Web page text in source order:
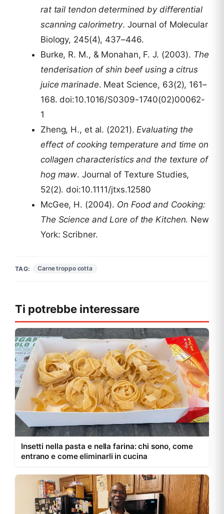
rat tail tendon determined by differential
scanning calorimetry. Journal of Molecular
Biology, 245(4), 437–446.
Burke, R. M., & Monahan, F. J. (2003). The
tenderisation of shin beef using a citrus
juice marinade. Meat Science, 63(2), 161–
168. doi:10.1016/S0309-1740(02)00062-
1
Zheng, H., et al. (2021). Evaluating the
effect of cooking temperature and time on
collagen characteristics and the texture of
hog maw. Journal of Texture Studies,
52(2). doi:10.1111/jtxs.12580
McGee, H. (2004). On Food and Cooking:
The Science and Lore of the Kitchen. New
York: Scribner.
TAG: Carne troppo cotta
Ti potrebbe interessare
Insetti nella pasta e nella farina: chi sono, come
entrano e come eliminarli in cucina